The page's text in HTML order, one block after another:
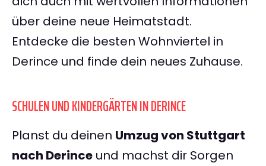
über deine neue Heimatstadt.
Entdecke die besten Wohnviertel in
Derince und finde dein neues Zuhause.
SCHULEN UND KINDERGÄRTEN IN DERINCE
Planst du deinen Umzug von Stuttgart
nach Derince und machst dir Sorgen